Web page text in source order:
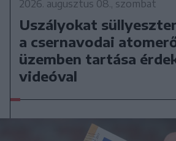
2026. augusztus 08., szombat
Uszályokat
a csernavodai
üzemben tartása
videóval